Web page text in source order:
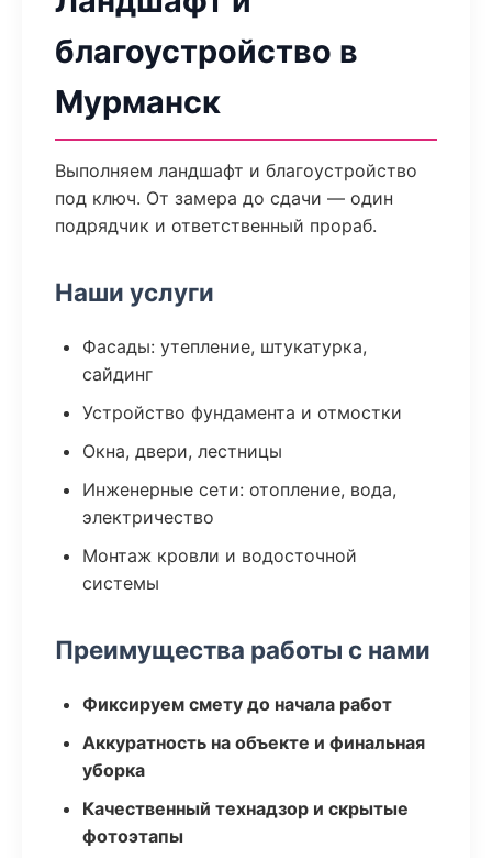
благоустройство в
Мурманск
Выполняем ландшафт и благоустройство
под ключ. От замера до сдачи — один
подрядчик и ответственный прораб.
Наши услуги
Фасады: утепление, штукатурка,
сайдинг
Устройство фундамента и отмостки
Окна, двери, лестницы
Инженерные сети: отопление, вода,
электричество
Монтаж кровли и водосточной
системы
Преимущества работы с нами
Фиксируем смету до начала работ
Аккуратность на объекте и финальная
уборка
Качественный технадзор и скрытые
фотоэтапы